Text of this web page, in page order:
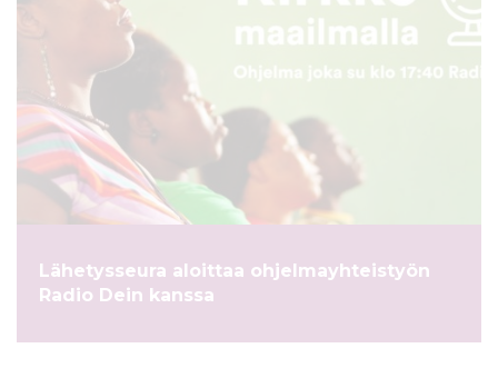
Lähetysseura aloittaa ohjelmayhteistyön
Radio Dein kanssa